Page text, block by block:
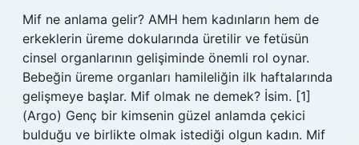
Mif ne anlama gelir? AMH hem kadınların hem de
erkeklerin üreme dokularında üretilir ve fetüsün
cinsel organlarının gelişiminde önemli rol oynar.
Bebeğin üreme organları hamileliğin ilk haftalarında
gelişmeye başlar. Mif olmak ne demek? İsim. [1]
(Argo) Genç bir kimsenin güzel anlamda çekici
bulduğu ve birlikte olmak istediği olgun kadın. Mif